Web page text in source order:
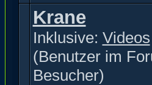
Krane
Inklusive: Videos
(Benutzer im
Besucher)